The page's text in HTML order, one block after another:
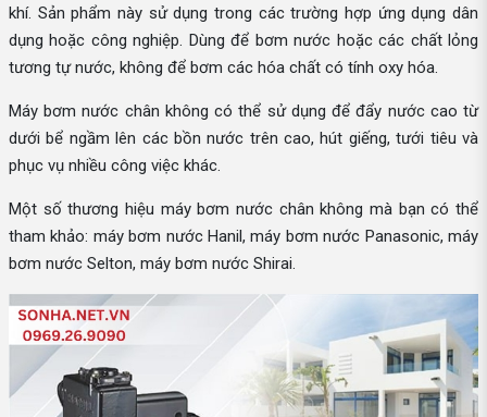
khí. Sản phẩm này sử dụng trong các trường hợp ứng dụng dân
dụng hoặc công nghiệp. Dùng để bơm nước hoặc các chất lỏng
tương tự nước, không để bơm các hóa chất có tính oxy hóa.
Máy bơm nước chân không có thể sử dụng để đẩy nước cao từ
dưới bể ngầm lên các bồn nước trên cao, hút giếng, tưới tiêu và
phục vụ nhiều công việc khác.
Một số thương hiệu máy bơm nước chân không mà bạn có thể
tham khảo: máy bơm nước Hanil, máy bơm nước Panasonic, máy
bơm nước Selton, máy bơm nước Shirai.